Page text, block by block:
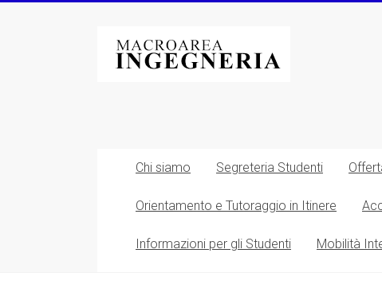
Macroarea
di
Università
degli
Studi
Chi siamo Segreteria Studenti
Orientamento e Tutoraggio in Itinere
Informazioni per gli Studenti Mobilità